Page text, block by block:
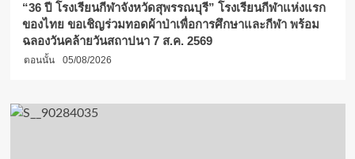
“36 ปี โรงเรียนกีฬาจังหวัดสุพรรณบุรี” โรงเรียนกีฬาแห่งแรก
ของไทย ขอเชิญร่วมทอดผ้าป่าเพื่อการศึกษาและกีฬา พร้อม
ฉลองวันคล้ายวันสถาปนา 7 ส.ค. 2569
ตอนนั้น 05/08/2026